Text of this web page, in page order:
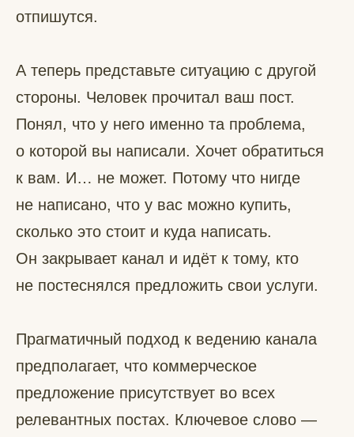
отпишутся.
А теперь представьте ситуацию с другой
стороны. Человек прочитал ваш пост.
Понял, что у него именно та проблема,
о которой вы написали. Хочет обратиться
к вам. И… не может. Потому что нигде
не написано, что у вас можно купить,
сколько это стоит и куда написать.
Он закрывает канал и идёт к тому, кто
не постеснялся предложить свои услуги.
Прагматичный подход к ведению канала
предполагает, что коммерческое
предложение присутствует во всех
релевантных постах. Ключевое слово —